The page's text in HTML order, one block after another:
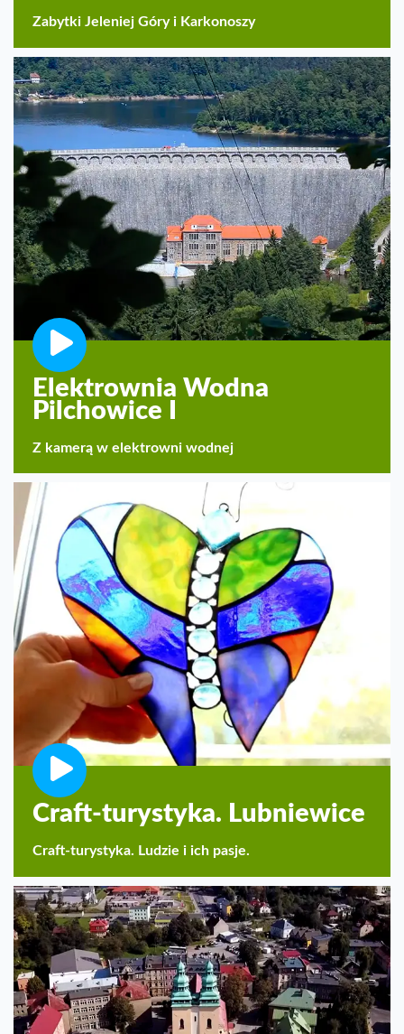
Zabytki Jeleniej Góry i Karkonoszy
Elektrownia Wodna
Pilchowice I
Z kamerą w elektrowni wodnej
Craft-turystyka. Lubniewice
Craft-turystyka. Ludzie i ich pasje.